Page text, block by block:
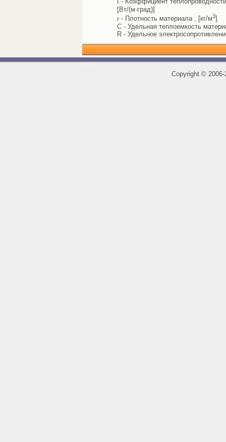
[Вт/(м·град)]
r- Плотность материала , [кг/м3]
C - Удельная теплоемкость
R - Удельное
Copyright ©